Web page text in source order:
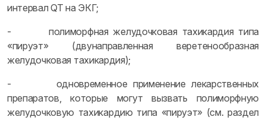
интервал QT на ЭКГ;
- полиморфная желудочковая тахикардия типа
«пируэт» (двунаправленная веретенообразная
желудочковая тахикардия);
- одновременное применение лекарственных
препаратов, которые могут вызвать полиморфную
желудочковую тахикардию типа «пируэт» (см. раздел